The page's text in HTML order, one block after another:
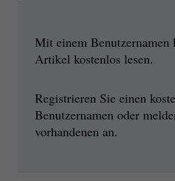
Mit einem Benutzernamen
Artikel kostenlos lesen.
Registrieren Sie einen
Benutzernamen oder
vorhandenen an.